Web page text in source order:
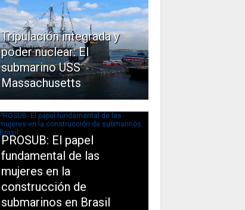
Tripulación integrada y
poder nuclear: El
submarino USS
Massachusetts
PROSUB: El papel
fundamental de las
mujeres en la
construcción de
submarinos en Brasil